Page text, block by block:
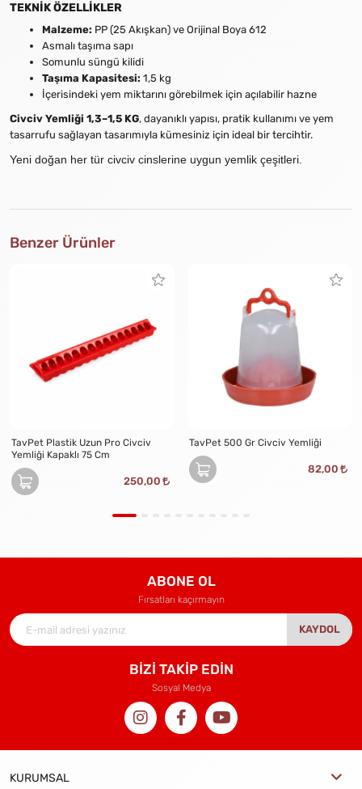
TEKNİK ÖZELLİKLER
Malzeme: PP (25 Akışkan) ve Orijinal Boya 612
Asmalı taşıma sapı
Somunlu süngü kilidi
Taşıma Kapasitesi: 1,5 kg
İçerisindeki yem miktarını görebilmek için açılabilir hazne
Civciv Yemliği 1,3–1,5 KG, dayanıklı yapısı, pratik kullanımı ve yem
tasarrufu sağlayan tasarımıyla kümesiniz için ideal bir tercihtir.
Yeni doğan her tür civciv cinslerine uygun yemlik çeşitleri.
Benzer Ürünler
TavPet Plastik Uzun Pro Civciv
Yemliği Kapaklı 75 Cm
250,00
TavPet 500 Gr Civciv Yemliği
82,00
ABONE OL
Fırsatları kaçırmayın
KAYDOL
BİZİ TAKİP EDİN
Sosyal Medya
KURUMSAL